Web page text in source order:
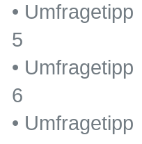
• Umfragetipp
5
• Umfragetipp
6
• Umfragetipp